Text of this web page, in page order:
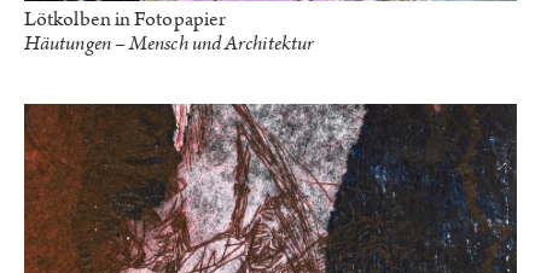
Lötkolben in Fotopapier
Häutungen – Mensch und Architektur